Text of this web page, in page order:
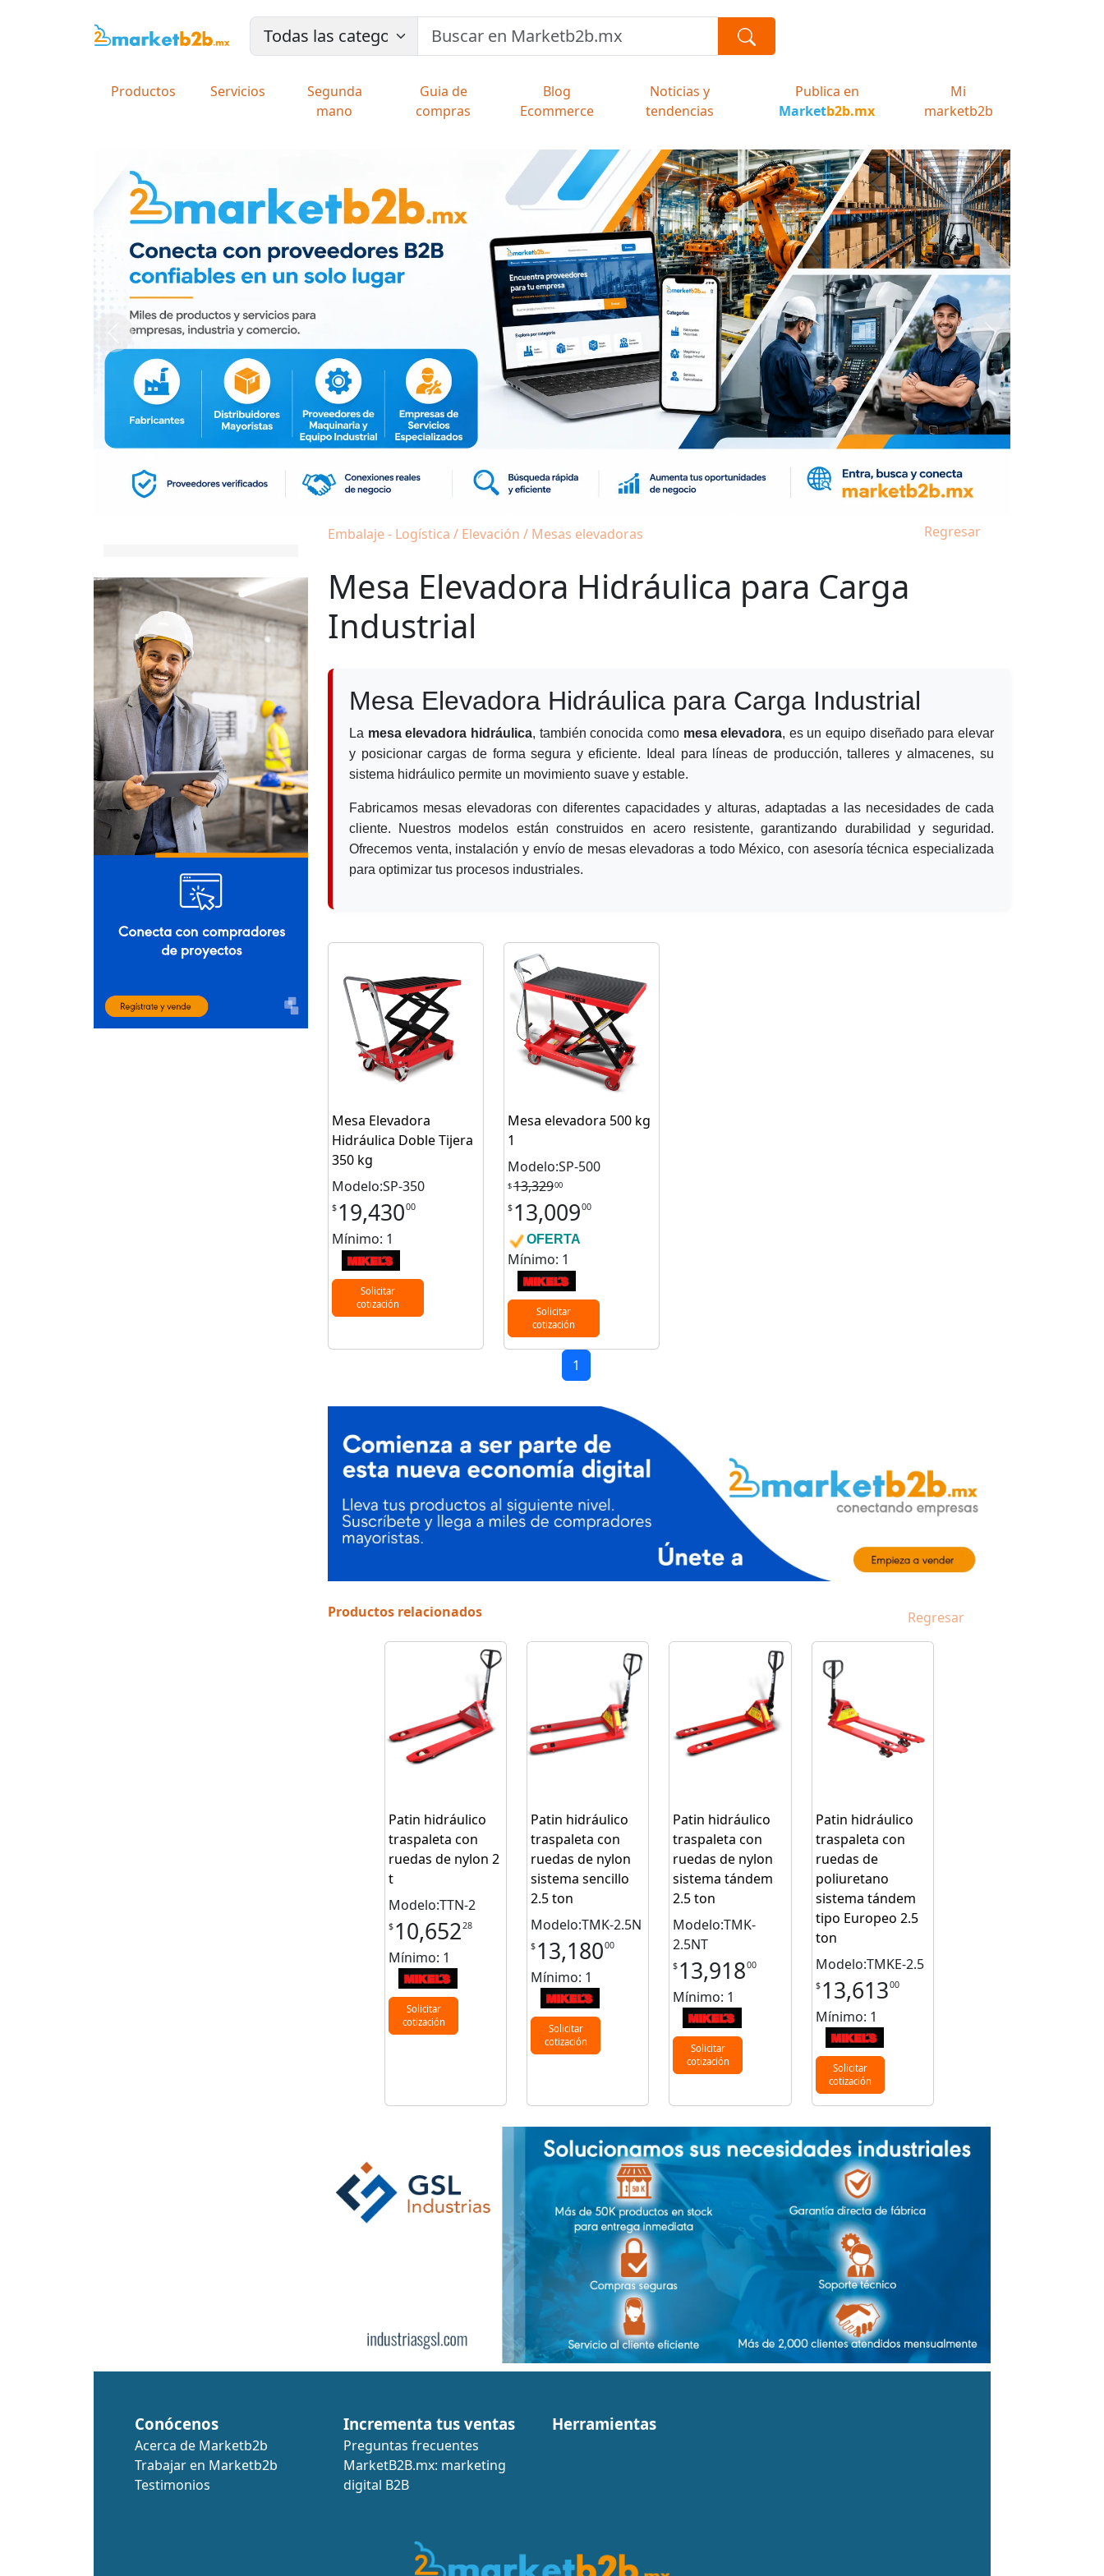
Productos Servicios
Segunda
mano
Guia de
compras
Blog
Ecommerce
Noticias y
tendencias
Publica en
Marketb2b.mx
Mi
marketb2b
Previous Next
Embalaje - Logística / Elevación / Mesas elevadoras Regresar
Mesa Elevadora Hidráulica para Carga
Industrial
Mesa Elevadora Hidráulica para Carga Industrial
La mesa elevadora hidráulica, también conocida como mesa elevadora, es un equipo diseñado para elevar
y posicionar cargas de forma segura y eficiente. Ideal para líneas de producción, talleres y almacenes, su
sistema hidráulico permite un movimiento suave y estable.
Fabricamos mesas elevadoras con diferentes capacidades y alturas, adaptadas a las necesidades de cada
cliente. Nuestros modelos están construidos en acero resistente, garantizando durabilidad y seguridad.
Ofrecemos venta, instalación y envío de mesas elevadoras a todo México, con asesoría técnica especializada
para optimizar tus procesos industriales.
Mesa Elevadora
Hidráulica Doble Tijera
350 kg
Modelo:SP-350
$ 19,43000
Mínimo: 1
Solicitar
cotización
Mesa elevadora 500 kg
1
Modelo:SP-500
$13,32900
$ 13,00900
OFERTA
Mínimo: 1
Solicitar
cotización
1
Productos relacionados Regresar
Patin hidráulico
traspaleta con
ruedas de nylon 2
t
Modelo:TTN-2
$ 10,652 28
Mínimo: 1
Solicitar
cotización
Patin hidráulico
traspaleta con
ruedas de nylon
sistema sencillo
2.5 ton
Modelo:TMK-2.5N
$ 13,18000
Mínimo: 1
Solicitar
cotización
Patin hidráulico
traspaleta con
ruedas de nylon
sistema tándem
2.5 ton
Modelo:TMK-
2.5NT
$ 13,91800
Mínimo: 1
Solicitar
cotización
Patin hidráulico
traspaleta con
ruedas de
poliuretano
sistema tándem
tipo Europeo 2.5
ton
Modelo:TMKE-2.5
$ 13,61300
Mínimo: 1
Solicitar
cotización
Conócenos
Acerca de Marketb2b
Trabajar en Marketb2b
Testimonios
Incrementa tus ventas
Preguntas frecuentes
MarketB2B.mx: marketing
digital B2B
Herramientas